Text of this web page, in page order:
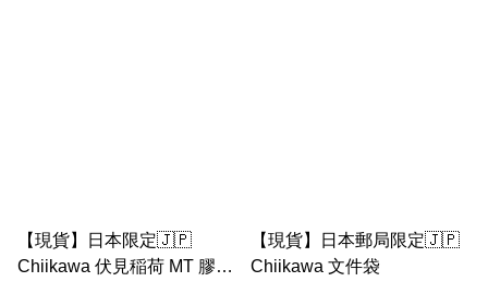
【現貨】日本限定🇯🇵
Chiikawa 伏見稲荷 MT 膠紙
【現貨】日本郵局限定🇯🇵
Chiikawa 文件袋